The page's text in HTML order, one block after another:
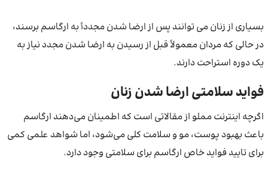
بسیاری از زنان می توانند پس از ارضا شدن مجدداً به ارگاسم برسند،
در حالی که مردان معمولاً قبل از رسیدن به ارضا شدن مجدد نیاز به
یک دوره استراحت دارند.
فواید سلامتی ارضا شدن زنان
اگرچه اینترنت مملو از مقالاتی است که اطمینان می‌دهند ارگاسم
باعث بهبود پوست، مو و سلامت کلی می‌شود، اما شواهد علمی کمی
برای تایید فواید خاص ارگاسم برای سلامتی وجود دارد.